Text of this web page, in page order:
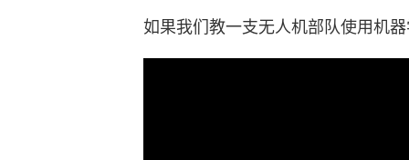
如果我们教一支无人机部队使用机